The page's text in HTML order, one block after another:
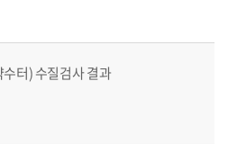
터) 수질검사 결과